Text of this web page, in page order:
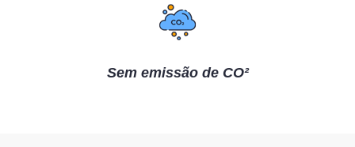
Sem emissão de CO²